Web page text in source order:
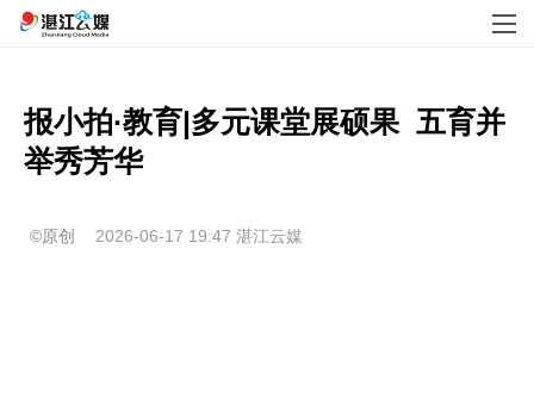
报小拍·教育|多元课堂展硕果  五育并
举秀芳华
©原创 2026-06-17 19:47 湛江云媒